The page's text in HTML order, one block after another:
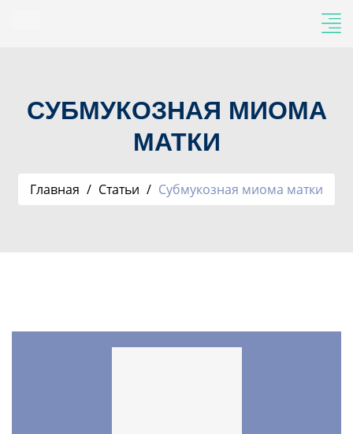
СУБМУКОЗНАЯ МИОМА
МАТКИ
Главная Статьи Субмукозная миома матки